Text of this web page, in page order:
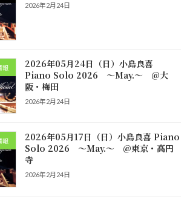
2026年2月24日
報
2026年05月24日（日）小島良喜
Piano Solo 2026 ～May.～ @大
阪・梅田
2026年2月24日
報
2026年05月17日（日）小島良喜 Piano
Solo 2026 ～May.～ @東京・高円
寺
2026年2月24日